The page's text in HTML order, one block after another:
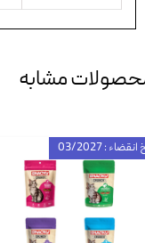
مشابه
: 03/2027